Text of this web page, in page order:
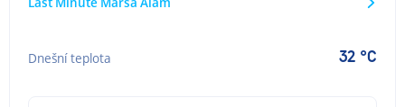
Dnešní teplota 32 °C